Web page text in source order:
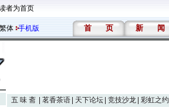
者为首页
体 手机版 首 页 新 闻
五 味 斋 茗香茶语 天下论坛 竞技沙龙 彩虹之约